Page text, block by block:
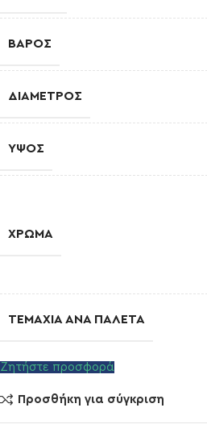
ΒΆΡΟΣ
ΔΙΆΜΕΤΡΟΣ
ΎΨΟΣ
ΧΡΏΜΑ
ΤΕΜΆΧΙΑ ΑΝΆ ΠΑΛΈΤΑ
Ζητήστε προσφορά
Προσθήκη για σύγκριση